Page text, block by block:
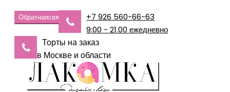
Обратнаясвязь
+7 926 560-66-63
9:00 - 21.00 ежедневно
Торты на заказ
в Москве и области